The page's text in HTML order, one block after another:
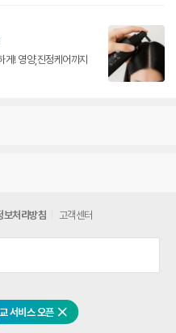
서비스 오픈 닫기
게! 영양,진정케어까지
보처리방침 고객센터